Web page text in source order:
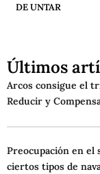
DE UNTAR
Últimos
Arcos consigue el
Reducir y
Preocupación en
ciertos tipos de